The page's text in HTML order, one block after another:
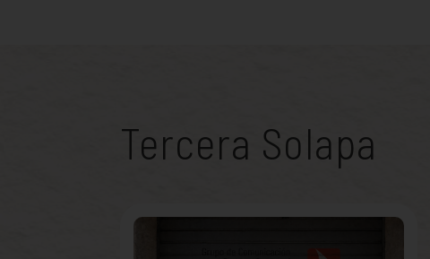
Tercera Solapa